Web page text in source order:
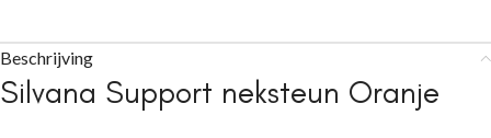
Beschrijving
Silvana Support neksteun Oranje